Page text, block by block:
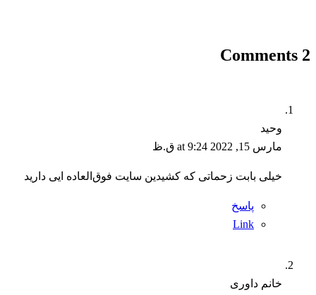
2 Comments
وحید
مارس 15, 2022 at 9:24 ق.ظ
خیلی بابت زحماتی که کشیدین سایت فوق‌العاده ایی دارید
پاسخ
Link
خانم داوری